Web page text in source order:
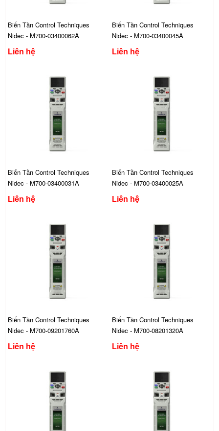
Biến Tần Control Techniques
Nidec - M700-03400062A
Liên hệ
Biến Tần Control Techniques
Nidec - M700-03400045A
Liên hệ
Biến Tần Control Techniques
Nidec - M700-03400031A
Liên hệ
Biến Tần Control Techniques
Nidec - M700-03400025A
Liên hệ
Biến Tần Control Techniques
Nidec - M700-09201760A
Liên hệ
Biến Tần Control Techniques
Nidec - M700-08201320A
Liên hệ